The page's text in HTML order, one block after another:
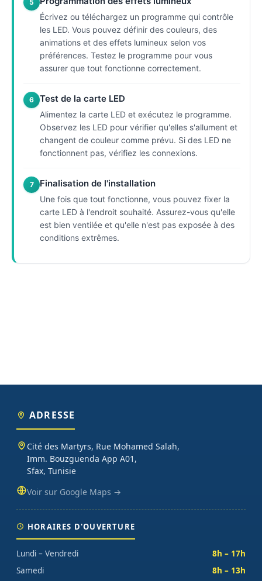
5
Écrivez ou téléchargez un programme qui contrôle
les LED. Vous pouvez définir des couleurs, des
animations et des effets lumineux selon vos
préférences. Testez le programme pour vous
assurer que tout fonctionne correctement.
6 Test de la carte LED
Alimentez la carte LED et exécutez le programme.
Observez les LED pour vérifier qu'elles s'allument et
changent de couleur comme prévu. Si des LED ne
fonctionnent pas, vérifiez les connexions.
7 Finalisation de l'installation
Une fois que tout fonctionne, vous pouvez fixer la
carte LED à l'endroit souhaité. Assurez-vous qu'elle
est bien ventilée et qu'elle n'est pas exposée à des
conditions extrêmes.
ADRESSE
Cité des Martyrs, Rue Mohamed Salah,
Imm. Bouzguenda App A01,
Sfax, Tunisie
Voir sur Google Maps →
HORAIRES D'OUVERTURE
Lundi – Vendredi
8h – 17h
Samedi
8h – 13h